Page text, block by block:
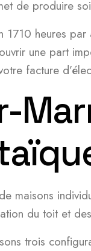
de produire
1710 heures
une part
facture
maisons
du toit et
trois